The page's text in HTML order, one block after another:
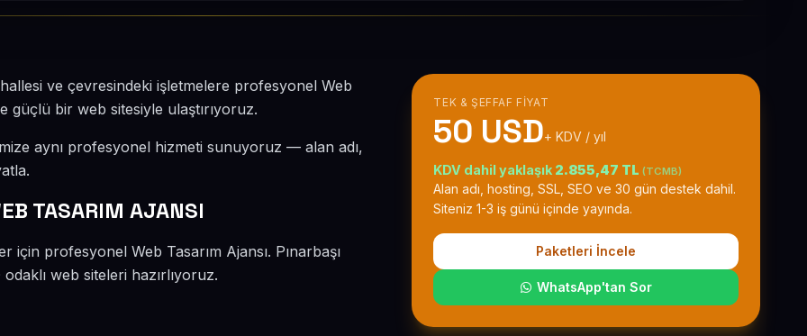
ve çevresindeki işletmelere profesyonel Web
güçlü bir web sitesiyle ulaştırıyoruz.
aynı profesyonel hizmeti sunuyoruz — alan adı,
TASARIM AJANSI
profesyonel Web Tasarım Ajansı. Pınarbaşı
web siteleri hazırlıyoruz.
TEK & ŞEFFAF FIYAT
50 USD+ KDV / yıl
KDV dahil yaklaşık 2.855,47 TL (TCMB)
Alan adı, hosting, SSL, SEO ve 30 gün destek dahil.
Siteniz 1-3 iş günü içinde yayında.
Paketleri İncele
WhatsApp'tan Sor